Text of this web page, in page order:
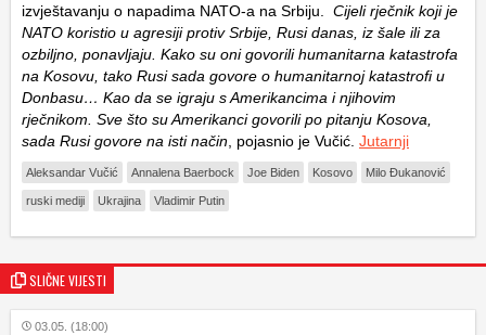
izvještavanju o napadima NATO-a na Srbiju. Cijeli rječnik koji je
NATO koristio u agresiji protiv Srbije, Rusi danas, iz šale ili za
ozbiljno, ponavljaju. Kako su oni govorili humanitarna katastrofa
na Kosovu, tako Rusi sada govore o humanitarnoj katastrofi u
Donbasu… Kao da se igraju s Amerikancima i njihovim
rječnikom. Sve što su Amerikanci govorili po pitanju Kosova,
sada Rusi govore na isti način , pojasnio je Vučić. Jutarnji
Aleksandar Vučić Annalena Baerbock Joe Biden Kosovo Milo Đukanović
ruski mediji Ukrajina Vladimir Putin
SLIČNE VIJESTI
03.05. (18:00)